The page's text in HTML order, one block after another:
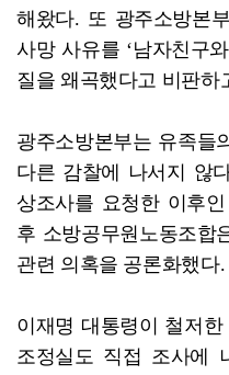
해왔다. 또 광주소방본
사망 사유를 ‘남자친구
질을 왜곡했다고 비판하
광주소방본부는 유족들
다른 감찰에 나서지 않
상조사를 요청한 이후
후 소방공무원노동조합
관련 의혹을 공론화했다.
이재명 대통령이 철저
조정실도 직접 조사에